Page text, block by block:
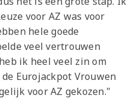
voor AZ was voor
hele goede
veel vertrouwen
ik heel veel zin om
Eurojackpot Vrouwen
voor AZ gekozen."